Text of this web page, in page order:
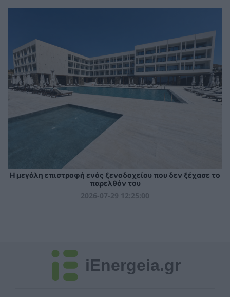
Η μεγάλη επιστροφή ενός ξενοδοχείου που δεν ξέχασε το
παρελθόν του
2026-07-29 12:25:00
iEnergeia.gr